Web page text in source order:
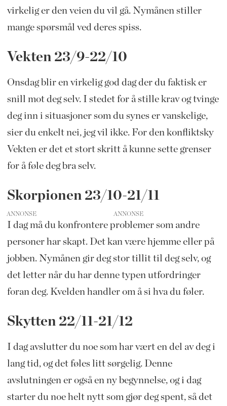
virkelig er den veien du vil gå. Nymånen stiller
mange spørsmål ved deres spiss.
Vekten 23/9-22/10
Onsdag blir en virkelig god dag der du faktisk er
snill mot deg selv. I stedet for å stille krav og tvinge
deg inn i situasjoner som du synes er vanskelige,
sier du enkelt nei, jeg vil ikke. For den konfliktsky
Vekten er det et stort skritt å kunne sette grenser
for å føle deg bra selv.
Skorpionen 23/10-21/11
ANNONSE
I dag må du konfrontere problemer som andre
personer har skapt. Det kan være hjemme eller på
jobben. Nymånen gir deg stor tillit til deg selv, og
det letter når du har denne typen utfordringer
foran deg. Kvelden handler om å si hva du føler.
Skytten 22/11-21/12
I dag avslutter du noe som har vært en del av deg i
lang tid, og det føles litt sørgelig. Denne
avslutningen er også en ny begynnelse, og i dag
starter du noe helt nytt som gjør deg spent, så det